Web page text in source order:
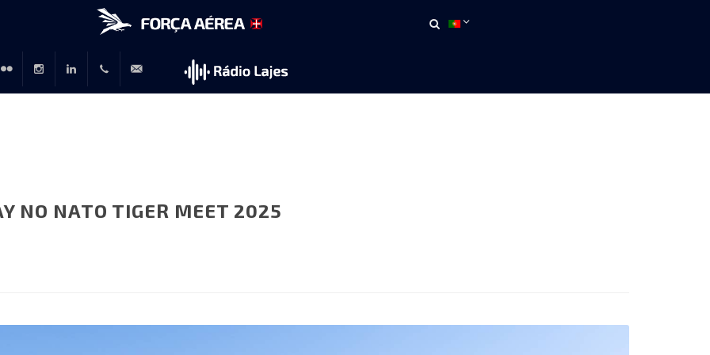
NO NATO TIGER MEET 2025